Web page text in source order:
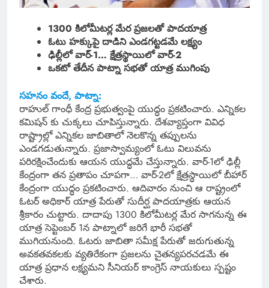
1300 కిలోమీటర్ల మేర ప్రజలతో పాదయాత్ర
ఓటు హక్కుపై దాడిని ఎండగట్టడమే లక్ష్యం
ఢిల్లీలో వార్-1… క్షేత్రస్థాయిలో వార్-2
ఒకటో తేదీన పాట్నా సభతో యాత్ర ముగింపు
సహనం వందే, పాట్నా:
రాహుల్ గాంధీ కేంద్ర ప్రభుత్వంపై యుద్ధం ప్రకటించారు. ఎన్నికల
కమిషన్ కు చుక్కలు చూపిస్తున్నారు. దేశవ్యాప్తంగా వివిధ
రాష్ట్రాల్లో ఎన్నికల జాబితాలో నెలకొన్న తప్పులను
ఎండగడుతున్నారు. ప్రజాస్వామ్యంలో ఓటు విలువను
పరిరక్షించేందుకు ఆయన యుద్ధమే చేస్తున్నారు. వార్-1లో ఢిల్లీ
కేంద్రంగా తన ప్రతాపం చూపగా… వార్-2లో క్షేత్రస్థాయిలో బీహార్
కేంద్రంగా యుద్ధం ప్రకటించారు. ఆదివారం నుంచి ఆ రాష్ట్రంలో
ఓటర్ అధికార్ యాత్ర పేరుతో సుదీర్ఘ పాదయాత్రకు ఆయన
శ్రీకారం చుట్టారు. దాదాపు 1300 కిలోమీటర్ల మేర సాగనున్న ఈ
యాత్ర సెప్టెంబర్ 1న పాట్నాలో జరిగే భారీ సభతో
ముగియనుంది. ఓటరు జాబితా సమీక్ష పేరుతో జరుగుతున్న
అవకతవకలకు వ్యతిరేకంగా ప్రజలను చైతన్యపరచడమే ఈ
యాత్ర ప్రధాన లక్ష్యమని సీనియర్ కాంగ్రెస్ నాయకులు స్పష్టం
చేశారు.